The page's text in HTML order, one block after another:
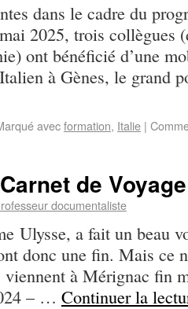
dans le cadre du
2025, trois collègues
ont bénéficié d’une
à Gènes, le
avecformation, Italie |
de
documentaliste
Ulysse, a fait un beau
donc une fin. Mais ce
à Mérignac fin
– … Continuer la